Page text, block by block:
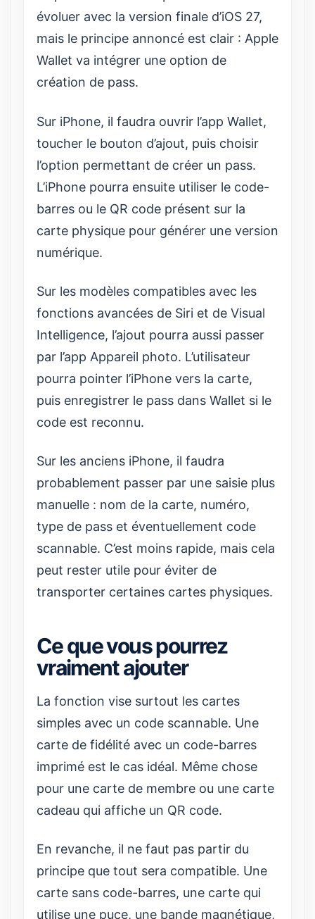
évoluer avec la version finale d’iOS 27,
mais le principe annoncé est clair : Apple
Wallet va intégrer une option de
création de pass.
Sur iPhone, il faudra ouvrir l’app Wallet,
toucher le bouton d’ajout, puis choisir
l’option permettant de créer un pass.
L’iPhone pourra ensuite utiliser le code-
barres ou le QR code présent sur la
carte physique pour générer une version
numérique.
Sur les modèles compatibles avec les
fonctions avancées de Siri et de Visual
Intelligence, l’ajout pourra aussi passer
par l’app Appareil photo. L’utilisateur
pourra pointer l’iPhone vers la carte,
puis enregistrer le pass dans Wallet si le
code est reconnu.
Sur les anciens iPhone, il faudra
probablement passer par une saisie plus
manuelle : nom de la carte, numéro,
type de pass et éventuellement code
scannable. C’est moins rapide, mais cela
peut rester utile pour éviter de
transporter certaines cartes physiques.
Ce que vous pourrez
vraiment ajouter
La fonction vise surtout les cartes
simples avec un code scannable. Une
carte de fidélité avec un code-barres
imprimé est le cas idéal. Même chose
pour une carte de membre ou une carte
cadeau qui affiche un QR code.
En revanche, il ne faut pas partir du
principe que tout sera compatible. Une
carte sans code-barres, une carte qui
utilise une puce, une bande magnétique,